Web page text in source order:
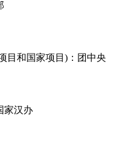
和国家项目)：团中央
汉办